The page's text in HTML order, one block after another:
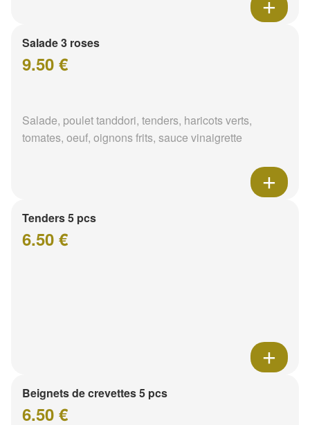
Salade 3 roses
9.50 €
Salade, poulet tanddori, tenders, haricots verts,
tomates, oeuf, oignons frits, sauce vinaigrette
Tenders 5 pcs
6.50 €
Beignets de crevettes 5 pcs
6.50 €